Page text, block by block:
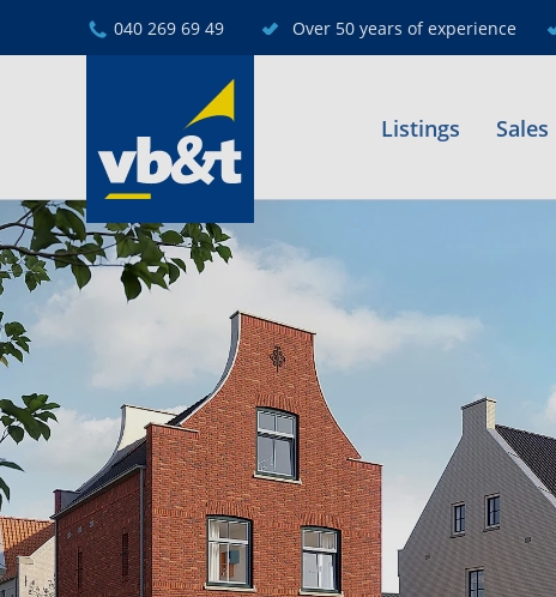
040 269 69 49 Over 50 years of experience
Listings Sales